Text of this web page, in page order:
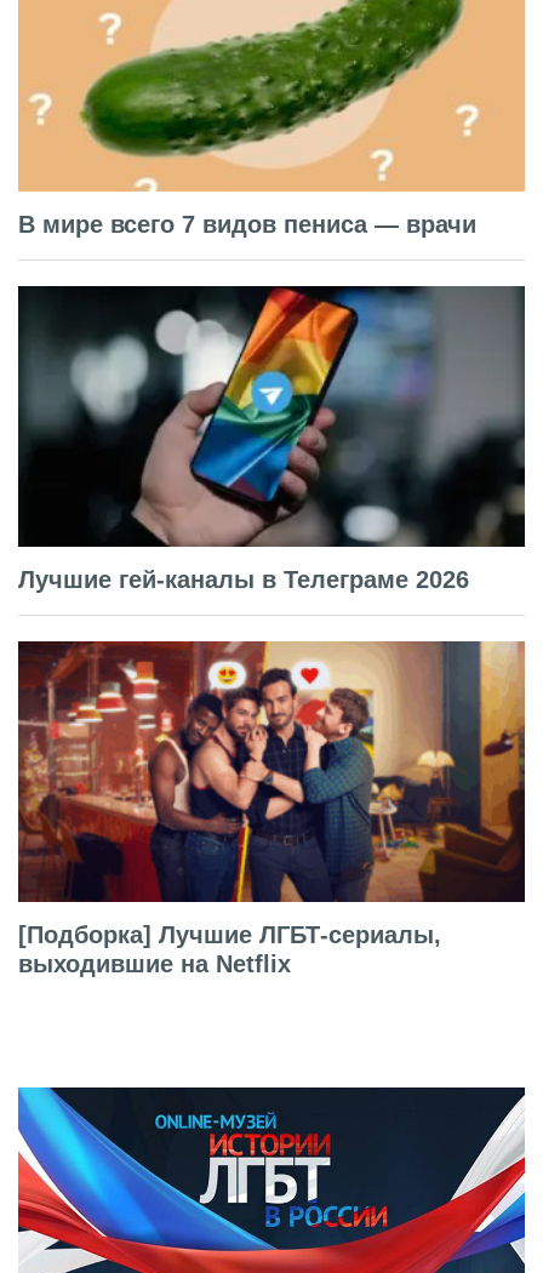
В мире всего 7 видов пениса — врачи
Лучшие гей-каналы в Телеграме 2026
[Подборка] Лучшие ЛГБТ-сериалы,
выходившие на Netflix